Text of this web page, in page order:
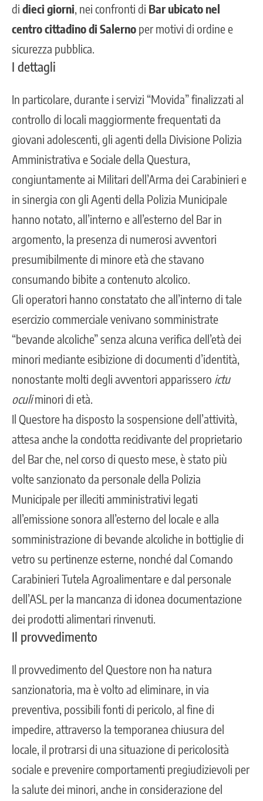
di dieci giorni , nei confronti di Bar ubicato nel
centro cittadino di Salerno per motivi di ordine e
sicurezza pubblica
I dettagli
In particolare, durante i servizi “Movida” finalizzati al
controllo di locali maggiormente frequentati da
giovani adolescenti, gli agenti della Divisione Polizia
Amministrativa e Sociale della Questura,
congiuntamente ai Militari dell’Arma dei Carabinieri e
in sinergia con gli Agenti della Polizia Municipale
hanno notato, all’interno e all’esterno del Bar in
argomento, la presenza di numerosi avventori
presumibilmente di minore età che stavano
consumando bibite a contenuto alcolico.
Gli operatori hanno constatato che all’interno di tale
esercizio commerciale venivano somministrate
“bevande alcoliche” senza alcuna verifica dell’età dei
minori mediante esibizione di documenti d’identità,
nonostante molti degli avventori apparissero ictu
oculiminori di età.
Il Questore ha disposto la sospensione dell’attività,
attesa anche la condotta recidivante del proprietario
del Bar che, nel corso di questo mese, è stato più
volte sanzionato da personale della Polizia
Municipale per illeciti amministrativi legati
all’emissione sonora all’esterno del locale e alla
somministrazione di bevande alcoliche in bottiglie di
vetro su pertinenze esterne, nonché dal Comando
Carabinieri Tutela Agroalimentare e dal personale
dell’ASL per la mancanza di idonea documentazione
dei prodotti alimentari rinvenuti.
Il provvedimento
Il provvedimento del Questore non ha natura
sanzionatoria, ma è volto ad eliminare, in via
preventiva, possibili fonti di pericolo, al fine di
impedire, attraverso la temporanea chiusura del
locale, il protrarsi di una situazione di pericolosità
sociale e prevenire comportamenti pregiudizievoli per
la salute dei minori, anche in considerazione del